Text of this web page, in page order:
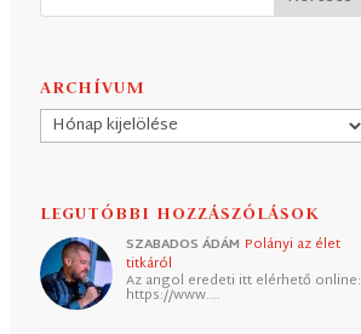
ARCHÍVUM
Archívum
LEGUTÓBBI HOZZÁSZÓLÁSOK
SZABADOS ÁDÁM Polányi az élet
titkáról
Az angol eredeti itt elérhető online:
https://www.…